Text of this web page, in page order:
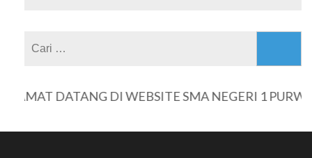
DATANG DI WEBSITE SMA NEGERI 1